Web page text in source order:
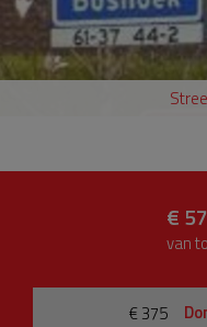
€
van
€ 375